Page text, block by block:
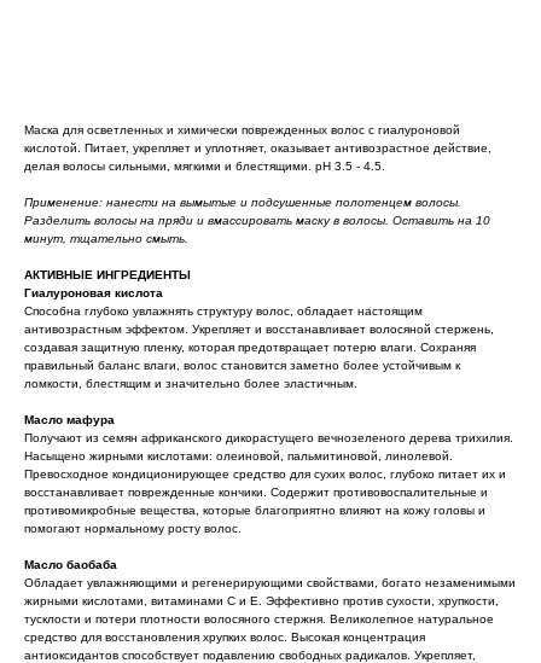
Маска для осветленных и химически поврежденных волос с гиалуроновой
кислотой. Питает, укрепляет и уплотняет, оказывает антивозрастное действие,
делая волосы сильными, мягкими и блестящими. pH 3.5 - 4.5.
Применение: нанести на вымытые и подсушенные полотенцем волосы.
Разделить волосы на пряди и вмассировать маску в волосы. Оставить на 10
минут, тщательно смыть.
АКТИВНЫЕ ИНГРЕДИЕНТЫ
Гиалуроновая кислота
Способна глубоко увлажнять структуру волос, обладает настоящим
антивозрастным эффектом. Укрепляет и восстанавливает волосяной стержень,
создавая защитную пленку, которая предотвращает потерю влаги. Сохраняя
правильный баланс влаги, волос становится заметно более устойчивым к
ломкости, блестящим и значительно более эластичным.
Масло мафура
Получают из семян африканского дикорастущего вечнозеленого дерева трихилия.
Насыщено жирными кислотами: олеиновой, пальмитиновой, линолевой.
Превосходное кондиционирующее средство для сухих волос, глубоко питает их и
восстанавливает поврежденные кончики. Содержит противовоспалительные и
противомикробные вещества, которые благоприятно влияют на кожу головы и
помогают нормальному росту волос.
Масло баобаба
Обладает увлажняющими и регенерирующими свойствами, богато незаменимыми
жирными кислотами, витаминами С и Е. Эффективно против сухости, хрупкости,
тусклости и потери плотности волосяного стержня. Великолепное натуральное
средство для восстановления хрупких волос. Высокая концентрация
антиоксидантов способствует подавлению свободных радикалов. Укрепляет,